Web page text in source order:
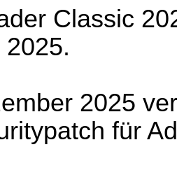
Classic
2025
für